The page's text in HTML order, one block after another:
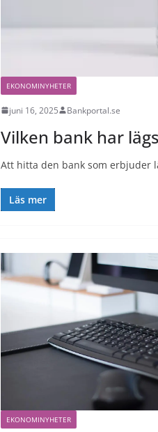
EKONOMINYHETER
juni 16, 2025 Bankportal.se
Vilken bank har
Att hitta den bank som erbjuder
Läs mer
EKONOMINYHETER